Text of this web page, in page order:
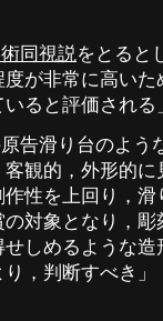
同視説をとると
が非常に高い
ると評価される
告滑り台のよう
観的，外形的
性を上回り，
対象となり，
しめるような
，判断すべき」